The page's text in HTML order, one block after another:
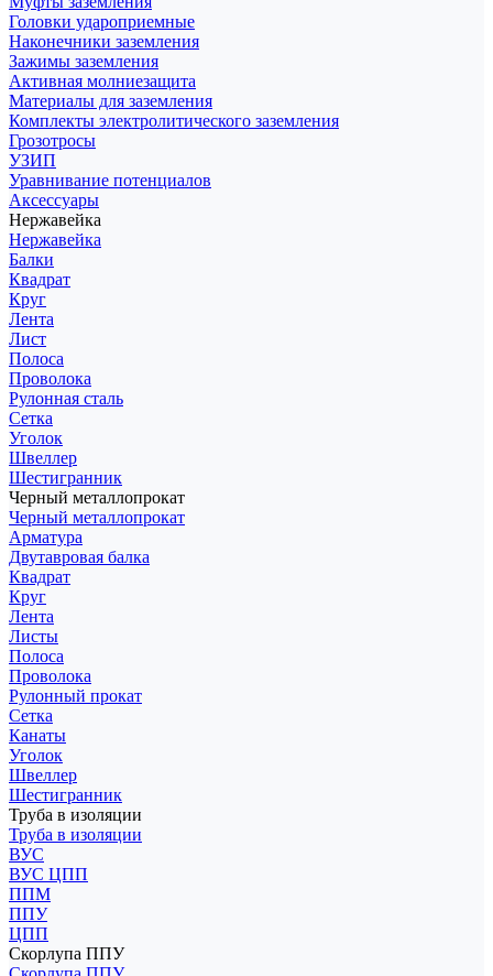
Головки удароприемные
Наконечники заземления
Зажимы заземления
Активная молниезащита
Материалы для заземления
Комплекты электролитического заземления
Грозотросы
УЗИП
Уравнивание потенциалов
Аксессуары
Нержавейка
Нержавейка
Балки
Квадрат
Круг
Лента
Лист
Полоса
Проволока
Рулонная сталь
Сетка
Уголок
Швеллер
Шестигранник
Черный металлопрокат
Черный металлопрокат
Арматура
Двутавровая балка
Квадрат
Круг
Лента
Листы
Полоса
Проволока
Рулонный прокат
Сетка
Канаты
Уголок
Швеллер
Шестигранник
Труба в изоляции
Труба в изоляции
ВУС
ВУС ЦПП
ППМ
ППУ
ЦПП
Скорлупа ППУ